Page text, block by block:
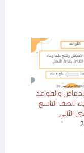
والقواعد
للصف التاسع
الثاني